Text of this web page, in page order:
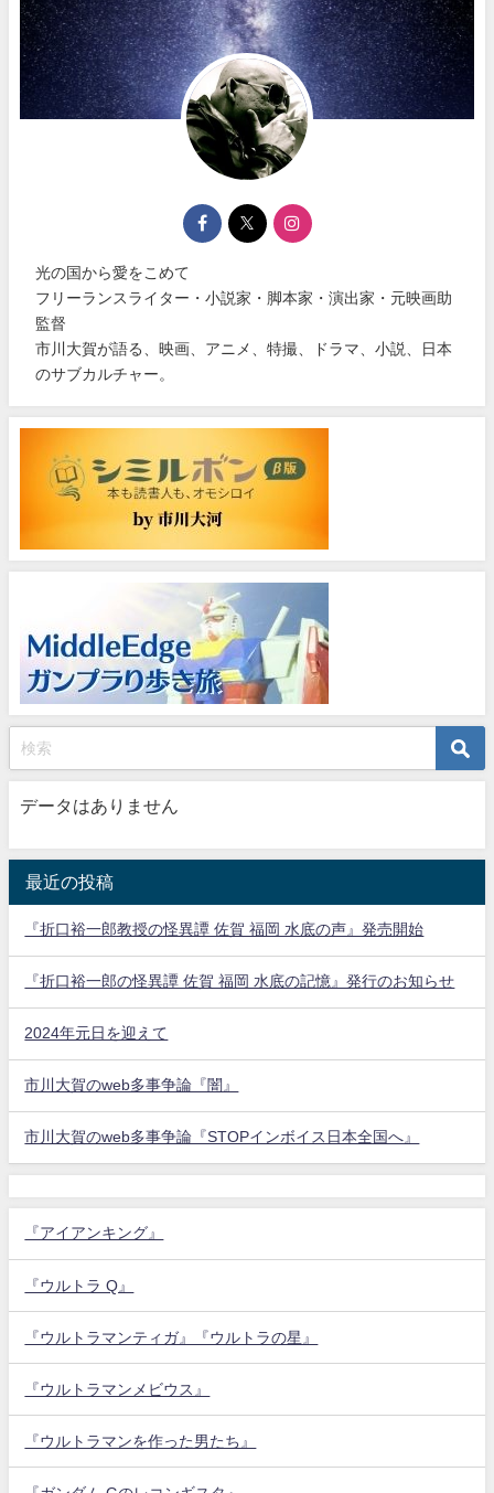
光の国から愛をこめて
フリーランスライター・小説家・脚本家・演出家・元映画助
監督
市川大賀が語る、映画、アニメ、特撮、ドラマ、小説、日本
のサブカルチャー。
データはありません
最近の投稿
『折口裕一郎教授の怪異譚 佐賀 福岡 水底の声』発売開始
『折口裕一郎の怪異譚 佐賀 福岡 水底の記憶』発行のお知らせ
2024年元日を迎えて
市川大賀のweb多事争論『闇』
市川大賀のweb多事争論『STOPインボイス日本全国へ』
『アイアンキング』
『ウルトラ Q』
『ウルトラマンティガ』『ウルトラの星』
『ウルトラマンメビウス』
『ウルトラマンを作った男たち』